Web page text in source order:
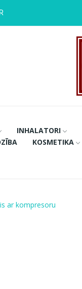
INHALATORI
KOSMETIKA
ar kompresoru